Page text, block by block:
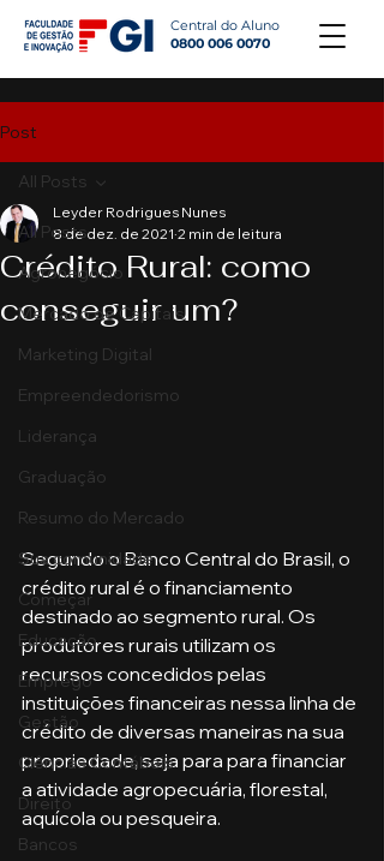
Central do Aluno
0800 006 0070
Post
All Posts
Agronegócio
Mercado de Capitais
Marketing Digital
Empreendedorismo
Liderança
Graduação
Resumo do Mercado
Sua comunidade
Começar
Educação
Emprego
Gestão
Ciências Contábeis
Direito
Bancos
All Posts
Crédito Rural: como
conseguir um?
Leyder Rodrigues Nunes
8 de dez. de 2021 2 min de leitura
Segundo o Banco Central do Brasil, o
crédito rural é o financiamento
destinado ao segmento rural. Os
produtores rurais utilizam os
recursos concedidos pelas
instituições financeiras nessa linha de
crédito de diversas maneiras na sua
propriedade, seja para para financiar
a atividade agropecuária, florestal,
aquícola ou pesqueira.